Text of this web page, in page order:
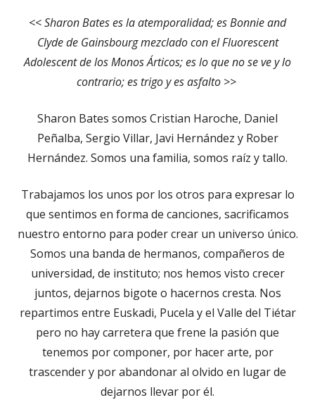
<< Sharon Bates es la atemporalidad; es Bonnie and
Clyde de Gainsbourg mezclado con el Fluorescent
Adolescent de los Monos Árticos; es lo que no se ve y lo
contrario; es trigo y es asfalto >>
Sharon Bates somos Cristian Haroche, Daniel
Peñalba, Sergio Villar, Javi Hernández y Rober
Hernández. Somos una familia, somos raíz y tallo.
Trabajamos los unos por los otros para expresar lo
que sentimos en forma de canciones, sacrificamos
nuestro entorno para poder crear un universo único.
Somos una banda de hermanos, compañeros de
universidad, de instituto; nos hemos visto crecer
juntos, dejarnos bigote o hacernos cresta. Nos
repartimos entre Euskadi, Pucela y el Valle del Tiétar
pero no hay carretera que frene la pasión que
tenemos por componer, por hacer arte, por
trascender y por abandonar al olvido en lugar de
dejarnos llevar por él.